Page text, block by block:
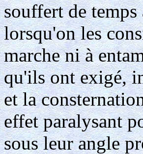
souffert de
lorsqu'on les
marche ni à
qu'ils ont exigé,
et la
effet paralysant
sous leur angle